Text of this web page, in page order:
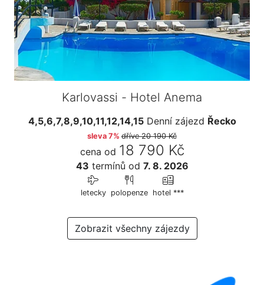
Karlovassi - Hotel Anema
4,5,6,7,8,9,10,11,12,14,15Denní zájezd Řecko
sleva 7% dříve20 190 Kč
cena od 18 790 Kč
43 termínů od 7. 8. 2026
letecky polopenze hotel ***
Zobrazit všechny zájezdy